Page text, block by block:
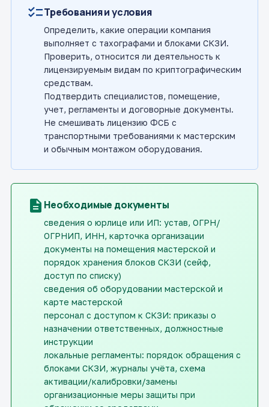
checklistТребования и условия
Определить, какие операции компания
выполняет с тахографами и блоками СКЗИ.
Проверить, относится ли деятельность к
лицензируемым видам по криптографическим
средствам.
Подтвердить специалистов, помещение,
учет, регламенты и договорные документы.
Не смешивать лицензию ФСБ с
транспортными требованиями к мастерским
и обычным монтажом оборудования.
description Необходимые документы
сведения о юрлице или ИП: устав, ОГРН/
ОГРНИП, ИНН, карточка организации
документы на помещения мастерской и
порядок хранения блоков СКЗИ (сейф,
доступ по списку)
сведения об оборудовании мастерской и
карте мастерской
персонал с доступом к СКЗИ: приказы о
назначении ответственных, должностные
инструкции
локальные регламенты: порядок обращения с
блоками СКЗИ, журналы учёта, схема
активации/калибровки/замены
организационные меры защиты при